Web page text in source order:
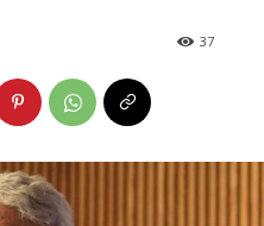
37